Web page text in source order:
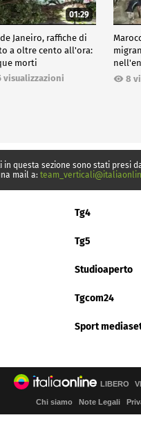
01:29
Janeiro, raffiche di
a oltre cento all'ora:
morti
visualizzazioni
Ceuta
8
in questa sezione sono stati presi
mail a:
Tg4
Tg5
Studioaperto
Tgcom24
Sport
LIBERO
Chi siamo Note Legali